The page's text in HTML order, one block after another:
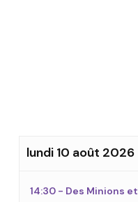
lundi 10 août 2026
14:30 - Des Minions et